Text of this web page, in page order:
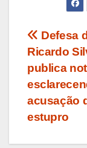
de
Post
Defesa
Ricardo
publica
acusação
estupro